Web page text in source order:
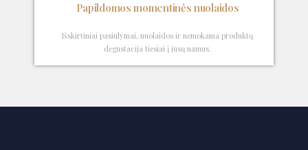
Papildomos momentinės nuolaidos
Išskirtiniai pasiūlymai, nuolaidos ir nemokama produktų
degustacija tiesiai į jūsų namus.